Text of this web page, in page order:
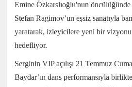
Emine Özkarslıoğlu'nun
Stefan Ragimov’un eşsiz sanatıyla
yaratarak, izleyicilere yeni bir vizyonun
hedefliyor.
Serginin VIP açılışı 21 Temmuz
Baydar’ın dans performansıyla